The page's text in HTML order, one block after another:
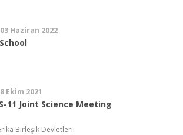
Haziran 2022
Ekim 2021
11 Joint Science Meeting
Birleşik Devletleri